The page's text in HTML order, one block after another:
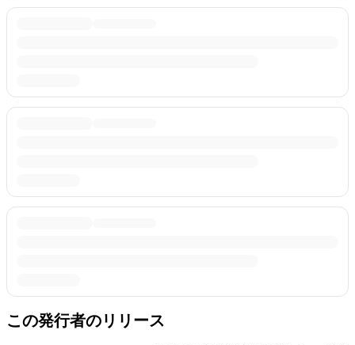
この発行者のリリース